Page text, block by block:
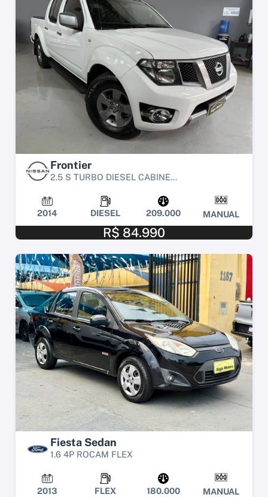
Frontier
2.5 S TURBO DIESEL CABINE...
2014 DIESEL 209.000 MANUAL
R$ 84.990
Fiesta Sedan
1.6 4P ROCAM FLEX
2013 FLEX 180.000 MANUAL